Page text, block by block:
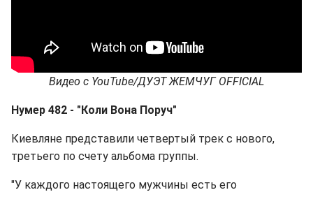
Видео с YouTube/ДУЭТ ЖЕМЧУГOFFICIAL
Нумер 482 - "Коли Вона Поруч"
Киевляне представили четвертый трек с нового,
третьего по счету альбома группы.
"У каждого настоящего мужчины есть его